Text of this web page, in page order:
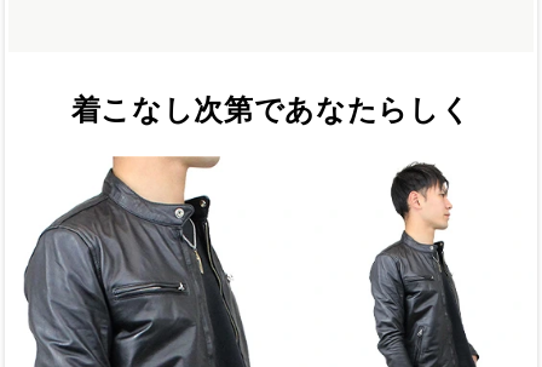
着こなし次第であなたらしく